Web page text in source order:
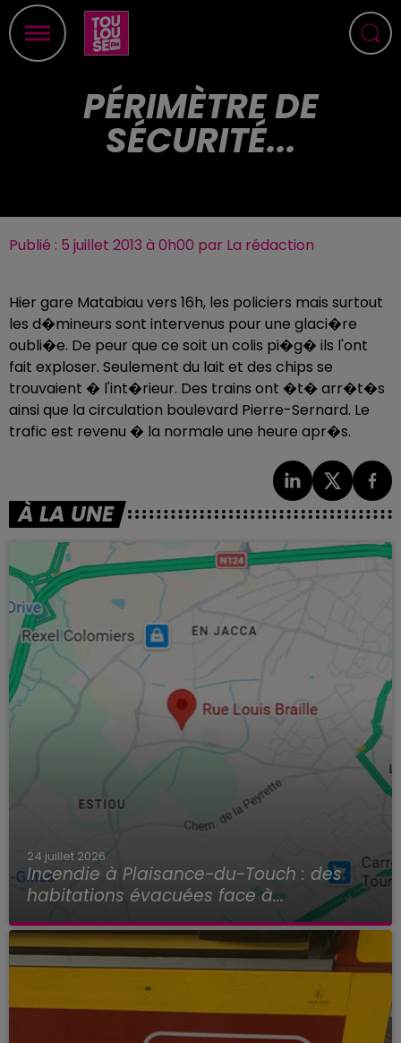
PÉRIMÈTRE DE
SÉCURITÉ...
Publié : 5 juillet 2013 à 0h00 par La rédaction
Hier gare Matabiau vers 16h, les policiers mais surtout
les d�mineurs sont intervenus pour une glaci�re
oubli�e. De peur que ce soit un colis pi�g� ils l'ont
fait exploser. Seulement du lait et des chips se
trouvaient � l'int�rieur. Des trains ont �t� arr�t�s
ainsi que la circulation boulevard Pierre-Sernard. Le
trafic est revenu � la normale une heure apr�s.
À LA UNE
24 juillet 2026
Incendie à Plaisance-du-Touch : des
habitations évacuées face à...